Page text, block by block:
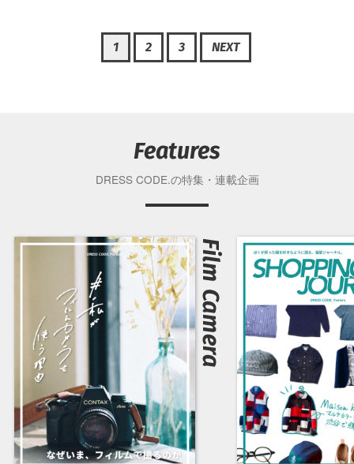
1 2 3 NEXT
Features
DRESS CODE.の特集・連載企画
Film Camera